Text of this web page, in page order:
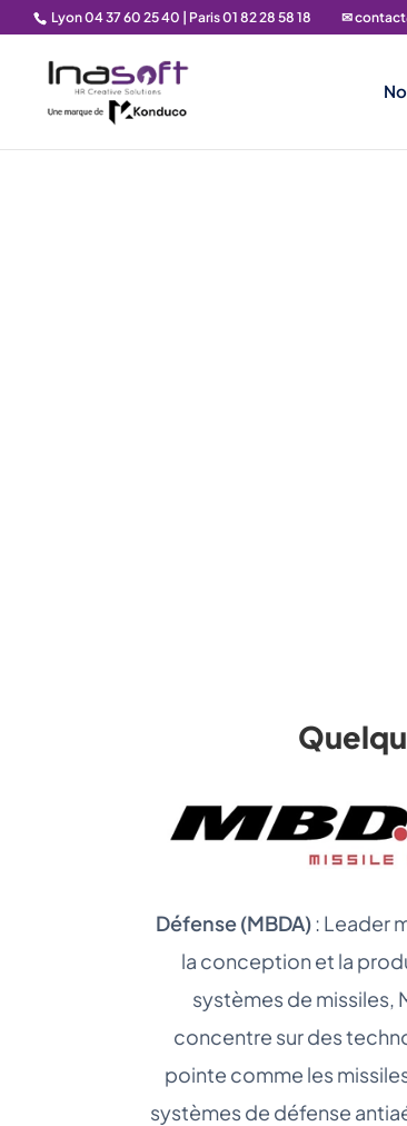
Lyon 04 37 60 25 40 | Paris 01 82 28 58 18 ✉
Défense (MBDA): Leader
la conception et la
systèmes de missiles,
concentre sur des
pointe comme les
systèmes de défense